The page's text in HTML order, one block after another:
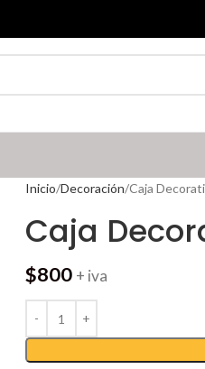
Inicio Decoración Caja
Caja
$800 + iva